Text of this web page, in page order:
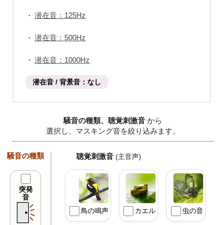
・ 潜在音：125Hz
・ 潜在音：500Hz
・ 潜在音：1000Hz
潜在音 / 背景音：なし
騒音の種類、聴覚刺激音 から
選択し、マスキング音を絞り込みます。
騒音の種類
突発
音
聴覚刺激音 (主音声)
鳥の鳴声 カエル 虫の音